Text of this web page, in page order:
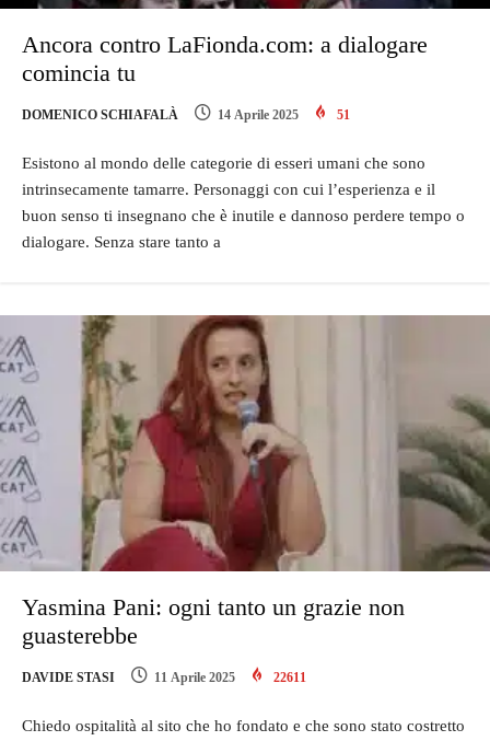
Ancora contro LaFionda.com: a dialogare
comincia tu
DOMENICO SCHIAFALÀ 14 Aprile 2025 51
Esistono al mondo delle categorie di esseri umani che sono
intrinsecamente tamarre. Personaggi con cui l’esperienza e il
buon senso ti insegnano che è inutile e dannoso perdere tempo o
dialogare. Senza stare tanto a
Yasmina Pani: ogni tanto un grazie non
guasterebbe
DAVIDE STASI 11 Aprile 2025 22611
Chiedo ospitalità al sito che ho fondato e che sono stato costretto